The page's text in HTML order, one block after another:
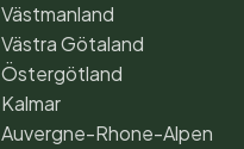
Västmanland
Västra Götaland
Östergötland
Kalmar
Auvergne-Rhone-Alpen